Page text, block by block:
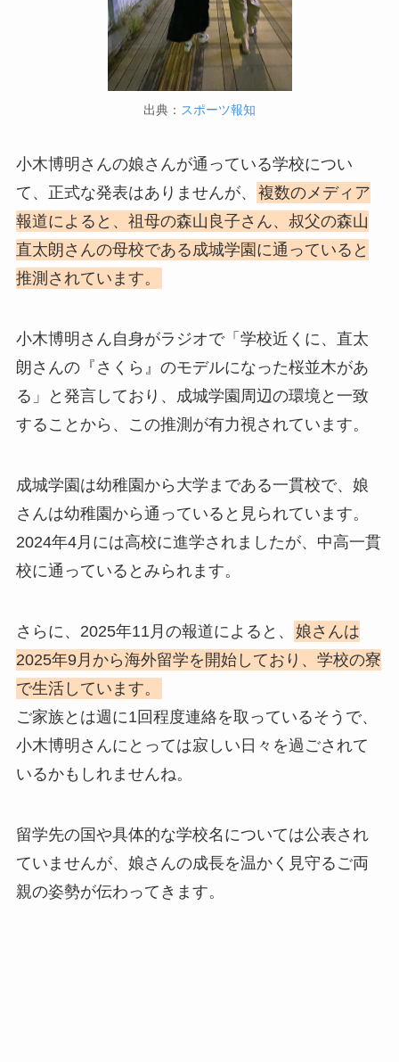
出典： スポーツ報知
小木博明さんの娘さんが通っている学校につい
て、正式な発表はありませんが、
複数のメディア
報道によると、祖母の森山良子さん、叔父の森山
直太朗さんの母校である成城学園に通っていると
推測されています。
小木博明さん自身がラジオで「学校近くに、直太
朗さんの『さくら』のモデルになった桜並木があ
る」と発言しており、成城学園周辺の環境と一致
することから、この推測が有力視されています。
成城学園は幼稚園から大学まである一貫校で、娘
さんは幼稚園から通っていると見られています。
2024年4月には高校に進学されましたが、中高一貫
校に通っているとみられます。
さらに、2025年11月の報道によると、
娘さんは
2025年9月から海外留学を開始しており、学校の寮
で生活しています。
ご家族とは週に1回程度連絡を取っているそうで、
小木博明さんにとっては寂しい日々を過ごされて
いるかもしれませんね。
留学先の国や具体的な学校名については公表され
ていませんが、娘さんの成長を温かく見守るご両
親の姿勢が伝わってきます。